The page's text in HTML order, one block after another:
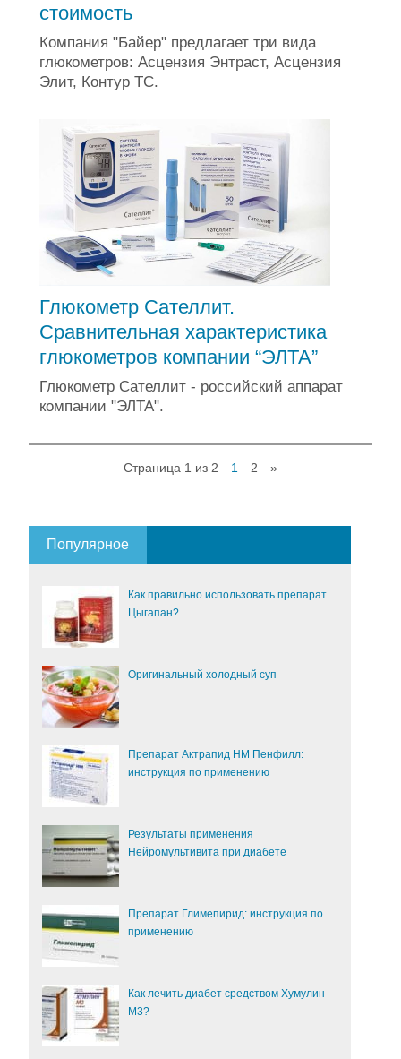
стоимость
Компания "Байер" предлагает три вида
глюкометров: Асцензия Энтраст, Асцензия
Элит, Контур ТС.
Глюкометр Сателлит.
Сравнительная характеристика
глюкометров компании “ЭЛТА”
Глюкометр Сателлит - российский аппарат
компании "ЭЛТА".
Страница 1 из 2 1 2 »
Популярное
Как правильно использовать препарат
Цыгапан?
Оригинальный холодный суп
Препарат Актрапид НМ Пенфилл:
инструкция по применению
Результаты применения
Нейромультивита при диабете
Препарат Глимепирид: инструкция по
применению
Как лечить диабет средством Хумулин
М3?